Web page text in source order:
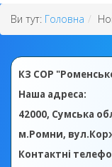
Ви тут: Головна
КЗ СОР
Наша адреса:
42000, Сумська
м.Ромни,
Контактні